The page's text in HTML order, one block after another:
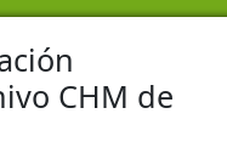
CHM de